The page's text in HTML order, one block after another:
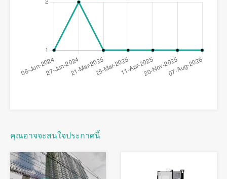
คุณอาจจะสนใจประกาศนี้